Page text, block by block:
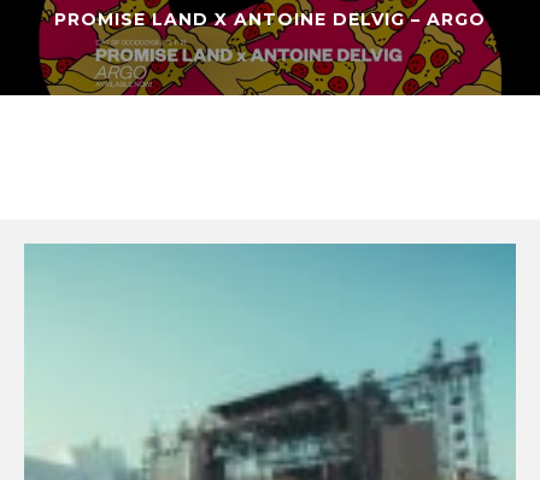
PROMISE LAND X ANTOINE DELVIG – ARGO